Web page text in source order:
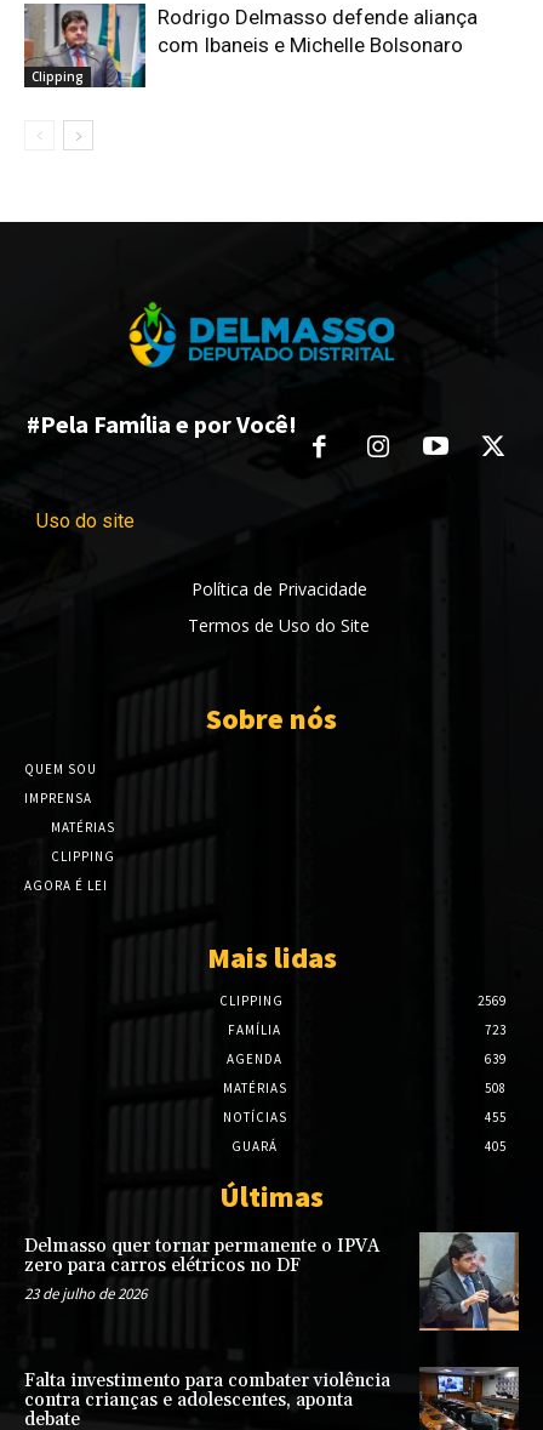
Clipping
Rodrigo Delmasso defende aliança
com Ibaneis e Michelle Bolsonaro
#Pela Família e por Você!
Uso do site
Política de Privacidade
Termos de Uso do Site
Sobre nós
QUEM SOU
IMPRENSA
MATÉRIAS
CLIPPING
AGORA É LEI
Mais lidas
CLIPPING
2569
FAMÍLIA
723
AGENDA
639
MATÉRIAS
508
NOTÍCIAS
455
GUARÁ
405
Últimas
Delmasso quer tornar permanente o IPVA
zero para carros elétricos no DF
23 de julho de 2026
Falta investimento para combater violência
contra crianças e adolescentes, aponta
debate